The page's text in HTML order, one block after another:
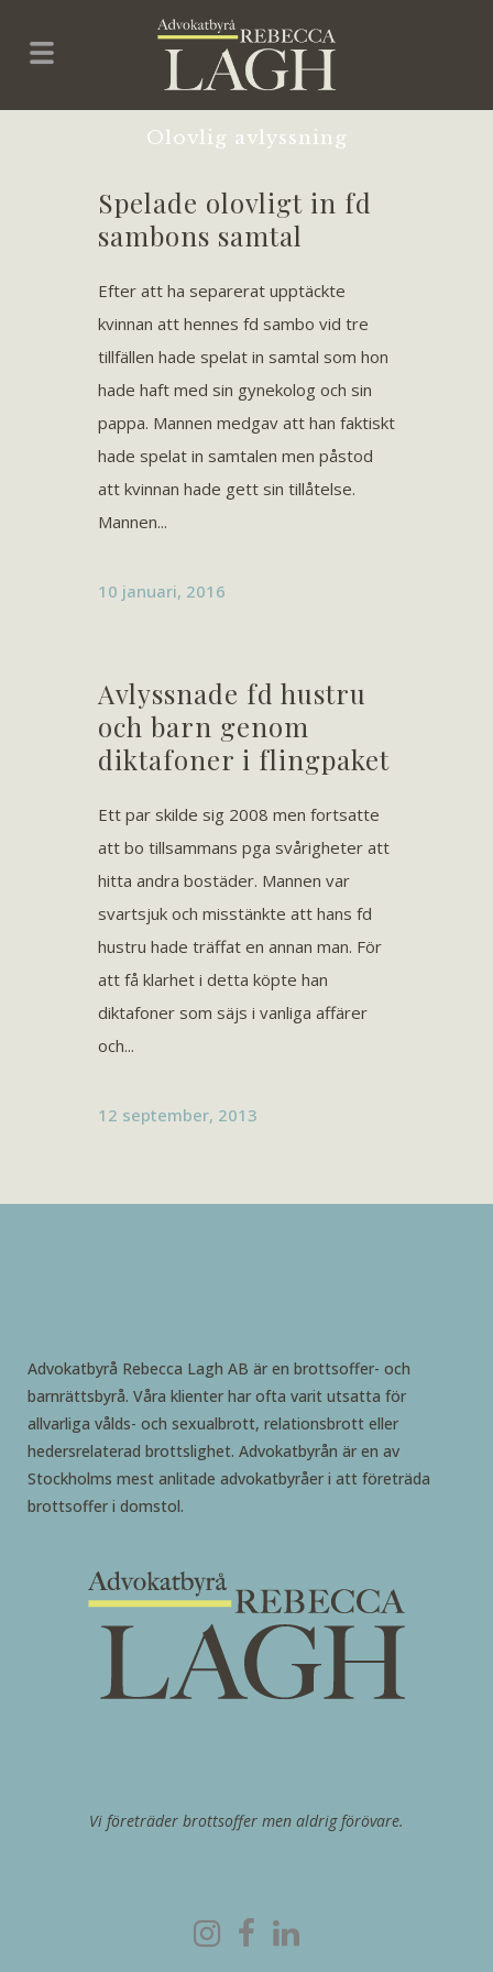
Olovlig avlyssning
Spelade olovligt in fd
sambons samtal
Efter att ha separerat upptäckte
kvinnan att hennes fd sambo vid tre
tillfällen hade spelat in samtal som hon
hade haft med sin gynekolog och sin
pappa. Mannen medgav att han faktiskt
hade spelat in samtalen men påstod
att kvinnan hade gett sin tillåtelse.
Mannen...
10 januari, 2016
Avlyssnade fd hustru
och barn genom
diktafoner i flingpaket
Ett par skilde sig 2008 men fortsatte
att bo tillsammans pga svårigheter att
hitta andra bostäder. Mannen var
svartsjuk och misstänkte att hans fd
hustru hade träffat en annan man. För
att få klarhet i detta köpte han
diktafoner som säjs i vanliga affärer
och...
12 september, 2013
Advokatbyrå Rebecca Lagh AB är en brottsoffer- och
barnrättsbyrå. Våra klienter har ofta varit utsatta för
allvarliga vålds- och sexualbrott, relationsbrott eller
hedersrelaterad brottslighet. Advokatbyrån är en av
Stockholms mest anlitade advokatbyråer i att företräda
brottsoffer i domstol.
Vi företräder brottsoffer men aldrig förövare.